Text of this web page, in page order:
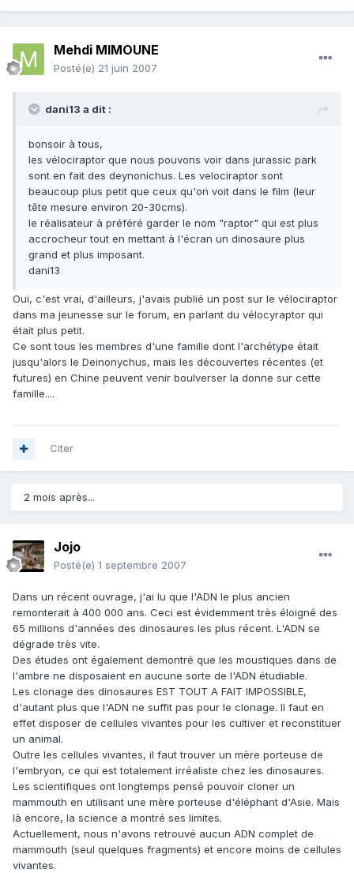
Mehdi MIMOUNE
Posté(e) 21 juin 2007
dani13 a dit :
bonsoir à tous,
les vélociraptor que nous pouvons voir dans jurassic park
sont en fait des deynonichus. Les velociraptor sont
beaucoup plus petit que ceux qu'on voit dans le film (leur
tête mesure environ 20-30cms).
le réalisateur à préféré garder le nom "raptor" qui est plus
accrocheur tout en mettant à l'écran un dinosaure plus
grand et plus imposant.
dani13
Oui, c'est vrai, d'ailleurs, j'avais publié un post sur le vélociraptor
dans ma jeunesse sur le forum, en parlant du vélocyraptor qui
était plus petit.
Ce sont tous les membres d'une famille dont l'archétype était
jusqu'alors le Deinonychus, mais les découvertes récentes (et
futures) en Chine peuvent venir boulverser la donne sur cette
famille....
Citer
2 mois après...
Jojo
Posté(e) 1 septembre 2007
Dans un récent ouvrage, j'ai lu que l'ADN le plus ancien
remonterait à 400 000 ans. Ceci est évidemment très éloigné des
65 millions d'années des dinosaures les plus récent. L'ADN se
dégrade très vite.
Des études ont également demontré que les moustiques dans de
l'ambre ne disposaient en aucune sorte de l'ADN étudiable.
Les clonage des dinosaures EST TOUT A FAIT IMPOSSIBLE,
d'autant plus que l'ADN ne suffit pas pour le clonage. Il faut en
effet disposer de cellules vivantes pour les cultiver et reconstituer
un animal.
Outre les cellules vivantes, il faut trouver un mère porteuse de
l'embryon, ce qui est totalement irréaliste chez les dinosaures.
Les scientifiques ont longtemps pensé pouvoir cloner un
mammouth en utilisant une mère porteuse d'éléphant d'Asie. Mais
là encore, la science a montré ses limites.
Actuellement, nous n'avons retrouvé aucun ADN complet de
mammouth (seul quelques fragments) et encore moins de cellules
vivantes.